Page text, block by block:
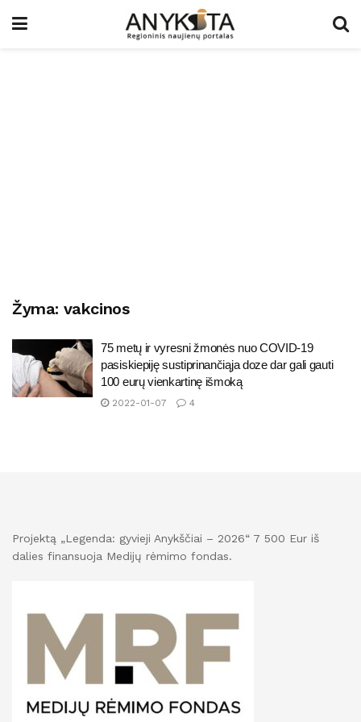
Žyma: vakcinos
75 metų ir vyresni žmonės nuo COVID-19
pasiskiepiję sustiprinančiąja doze dar gali gauti
100 eurų vienkartinę išmoką
2022-01-07 4
Projektą „Legenda: gyvieji Anykščiai – 2026“ 7 500 Eur iš
dalies finansuoja Medijų rėmimo fondas.